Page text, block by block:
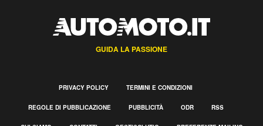
GUIDA LA PASSIONE
PRIVACY POLICY TERMINI E CONDIZIONI
REGOLE DI PUBBLICAZIONE PUBBLICITÀ ODR RSS